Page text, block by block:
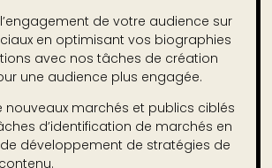
de votre audience sur
en optimisant vos biographies
avec nos tâches de création
une audience plus engagée.
nouveaux marchés et publics ciblés
d’identification de marchés en
développement de stratégies de